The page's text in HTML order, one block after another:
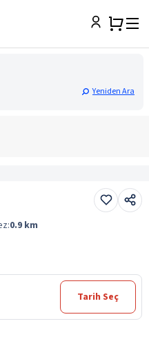
Yeniden Ara
0.9 km
Tarih Seç